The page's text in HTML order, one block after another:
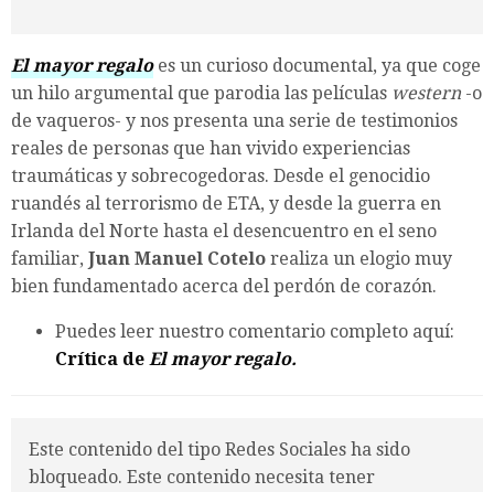
El mayor regalo es un curioso documental, ya que coge
un hilo argumental que parodia las películas western -o
de vaqueros- y nos presenta una serie de testimonios
reales de personas que han vivido experiencias
traumáticas y sobrecogedoras. Desde el genocidio
ruandés al terrorismo de ETA, y desde la guerra en
Irlanda del Norte hasta el desencuentro en el seno
familiar, Juan Manuel Cotelo realiza un elogio muy
bien fundamentado acerca del perdón de corazón.
Puedes leer nuestro comentario completo aquí:
Crítica de El mayor regalo.
Este contenido del tipo Redes Sociales ha sido
bloqueado. Este contenido necesita tener